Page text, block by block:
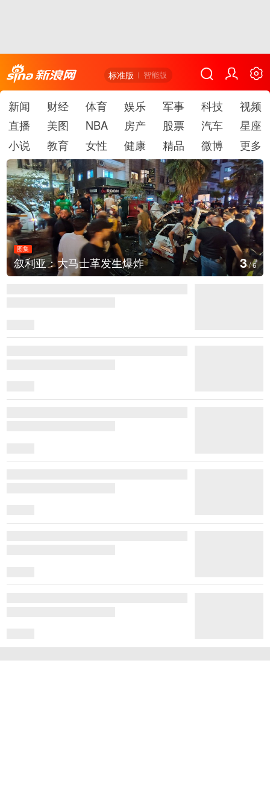
标准版 智能版
新闻 财经 体育 娱乐 军事 科技
视频
直播
美图 NBA 房产 股票 汽车
星座
小说
教育 女性 健康 精品 微博 更多
图集
叙利亚：大马士革发生爆炸 4/6